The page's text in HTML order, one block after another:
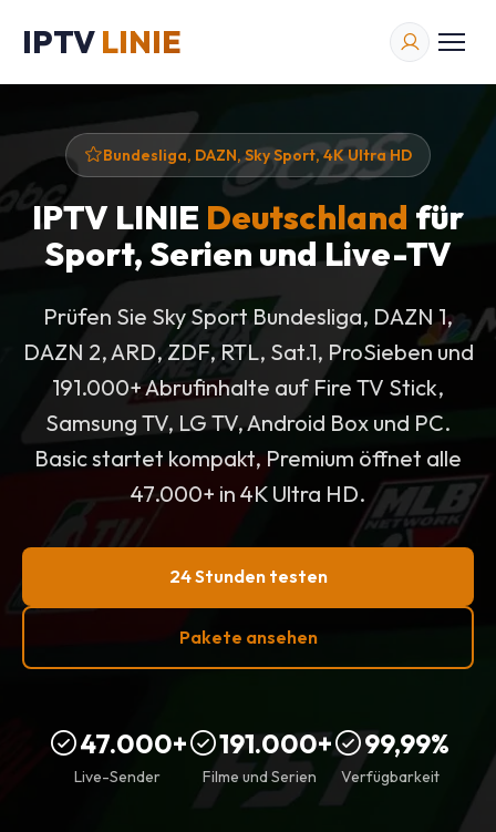
IPTV LINIE
Bundesliga, DAZN, Sky Sport, 4K Ultra HD
IPTV LINIE Deutschland für
Sport, Serien und Live-TV
Prüfen Sie Sky Sport Bundesliga, DAZN 1,
DAZN 2, ARD, ZDF, RTL, Sat.1, ProSieben und
191.000+ Abrufinhalte auf Fire TV Stick,
Samsung TV, LG TV, Android Box und PC.
Basic startet kompakt, Premium öffnet alle
47.000+ in 4K Ultra HD.
24 Stunden testen
Pakete ansehen
47.000+
Live-Sender
191.000+
Filme und Serien
99,99%
Verfügbarkeit